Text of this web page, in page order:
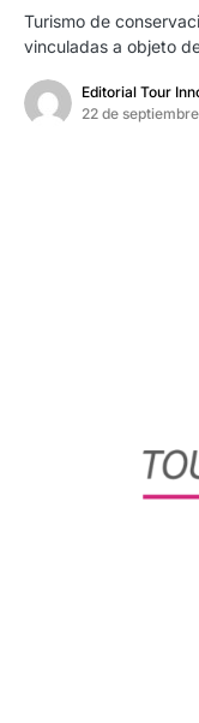
Turismo de
vinculadas a objeto
Editorial Tour
22 de